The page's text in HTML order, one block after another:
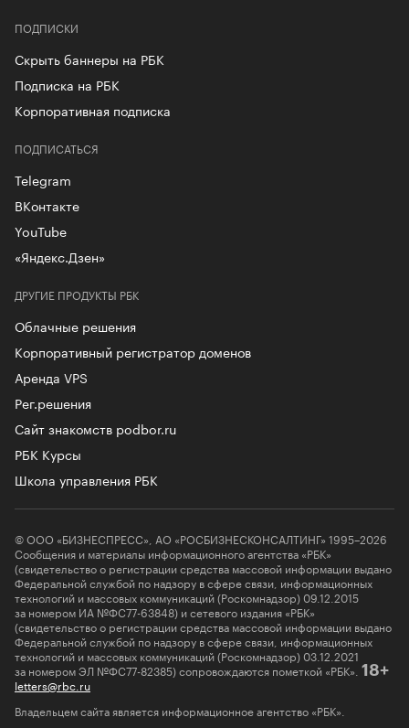
ПОДПИСКИ
Скрыть баннеры на РБК
Подписка на РБК
Корпоративная подписка
ДРУГИЕ ПРОДУКТЫ РБК
Облачные решения
Корпоративный регистратор доменов
Аренда VPS
Рег.решения
Сайт знакомств podbor.ru
РБК Курсы
Школа управления РБК
ПОДПИСАТЬСЯ
Telegram
ВКонтакте
YouTube
«Яндекс.Дзен»
© ООО «БИЗНЕСПРЕСС», АО «РОСБИЗНЕСКОНСАЛТИНГ» 1995–2026
Сообщения и материалы информационного агентства «РБК»
(свидетельство о регистрации средства массовой информации выдано
Федеральной службой по надзору в сфере связи, информационных
технологий и массовых коммуникаций (Роскомнадзор) 09.12.2015
за номером ИА №ФС77-63848) и сетевого издания «РБК»
(свидетельство о регистрации средства массовой информации выдано
Федеральной службой по надзору в сфере связи, информационных
технологий и массовых коммуникаций (Роскомнадзор) 03.12.2021
за номером ЭЛ №ФС77-82385) сопровождаются пометкой «РБК». 18+
letters@rbc.ru
Владельцем сайта является информационное агентство «РБК».